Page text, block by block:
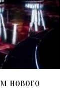
нового